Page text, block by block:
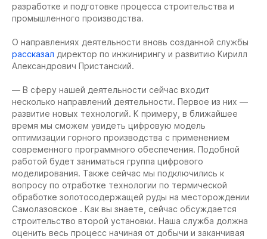
разработке и подготовке процесса строительства и
промышленного производства.
О направлениях деятельности вновь созданной службы
рассказал директор по инжинирингу и развитию Кирилл
Александрович Пристанский.
— В сферу нашей деятельности сейчас входит
несколько направлений деятельности. Первое из них —
развитие новых технологий. К примеру, в ближайшее
время мы сможем увидеть цифровую модель
оптимизации горного производства с применением
современного программного обеспечения. Подобной
работой будет заниматься группа цифрового
моделирования. Также сейчас мы подключились к
вопросу по отработке технологии по термической
обработке золотосодержащей руды на месторождении
Самолазовское . Как вы знаете, сейчас обсуждается
строительство второй установки. Наша служба должна
оценить весь процесс начиная от добычи и заканчивая